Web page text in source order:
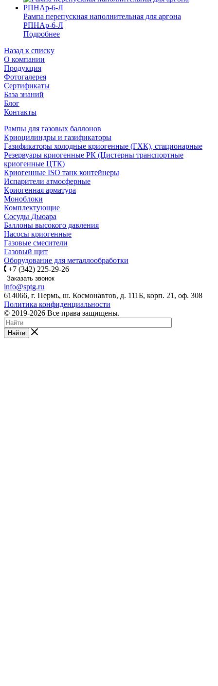
Рампа перепускная наполнительная для аргона
РПНАр-6-Л
Подробнее
Назад к списку
О компании
Продукция
Фотогалерея
Сертификаты
База знаний
Блог
Контакты
Рампы для газовых баллонов
Криоцилиндры и газификаторы
Газификаторы холодные криогенные (ГХК), стационарные
Резервуары криогенные РК (Цистерны транспортные
криогенные ЦТК)
Криогенные ISO танк контейнеры
Испарители атмосферные
Криогенная арматура
Моноблоки
Комплектующие
Сосуды Дьюара
Баллоны высокого давления
Насосы криогенные
Газовые смесители
Газовый щит
Оборудование для металлообработки
+7 (342) 225-29-26
Заказать звонок
info@sptg.ru
614066, г. Пермь, ш. Космонавтов, д. 111Б, корп. 21, оф. 308
Политика конфиденциальности
© 2019-2026 Все права защищены.
Найти